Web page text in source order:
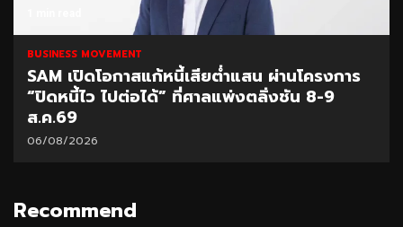
BUSINESS MOVEMENT
SAM เปิดโอกาสแก้หนี้เสียต่ำแสน ผ่านโครงการ
“ปิดหนี้ไว ไปต่อได้” ที่ศาลแพ่งตลิ่งชัน 8-9
ส.ค.69
06/08/2026
Recommend